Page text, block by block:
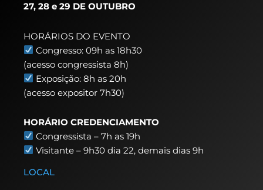
27, 28 e 29 DE OUTUBRO
HORÁRIOS DO EVENTO
Congresso: 09h as 18h30
(acesso congressista 8h)
Exposição: 8h as 20h
(acesso expositor 7h30)
HORÁRIO CREDENCIAMENTO
Congressista – 7h as 19h
Visitante – 9h30 dia 22,demais dias 9h
LOCAL